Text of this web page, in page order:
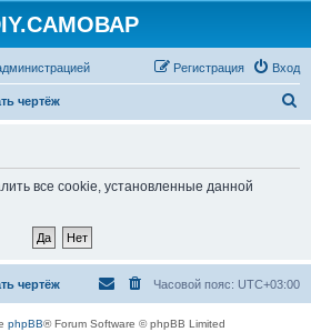
Вход
Регистрация
чертёж
все cookie, установленные данной
чертёж Часовой пояс: UTC+03:00
phpBB® Forum Software © phpBB Limited